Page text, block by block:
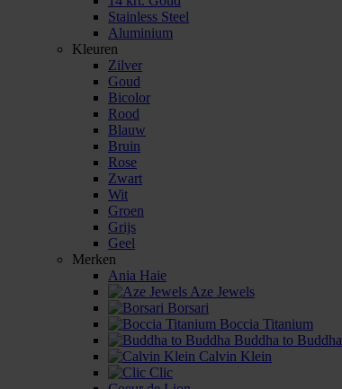
Stainless Steel
Aluminium
Kleuren
Zilver
Goud
Bicolor
Rood
Blauw
Bruin
Rose
Zwart
Wit
Groen
Grijs
Geel
Merken
Ania Haie
Aze Jewels
Borsari
Boccia Titanium
Buddha to Buddha
Calvin Klein
Clic